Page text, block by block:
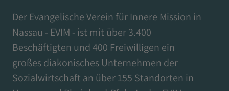
Der Evangelische Verein für Innere Mission in
Nassau - EVIM - ist mit über 3.400
Beschäftigten und 400 Freiwilligen ein
großes diakonisches Unternehmen der
Sozialwirtschaft an über 155 Standorten in